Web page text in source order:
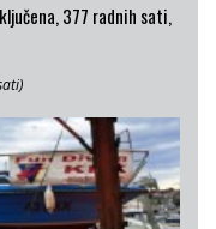
377 radnih sati,